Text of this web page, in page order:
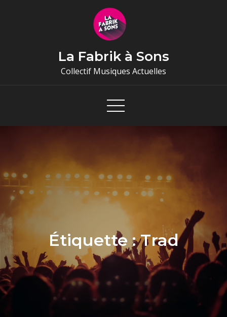
La Fabrik à Sons
Collectif Musiques Actuelles
Étiquette :Trad